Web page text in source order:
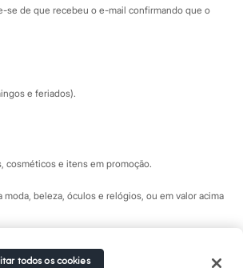
se de que recebeu o e-mail confirmando que o
e feriados).
cosméticos e itens em promoção.
beleza, óculos e relógios, ou em valor acima
todos os cookies